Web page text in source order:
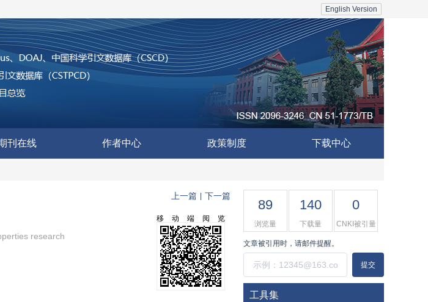
English Version
刊在线 作者中心 政策制度 下载中心
上一篇 下一篇
research
移动端阅览
89
浏览量
140
下载量
0
CNKI被引量
文章被引用时，请邮件提醒。
提交
工具集